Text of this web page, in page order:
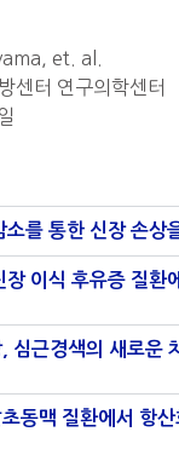
et. al.
센터 연구의학센터
소를 통한 신장 손상
이식 후유증 질환
심근경색의 새로운
동맥 질환에서 항